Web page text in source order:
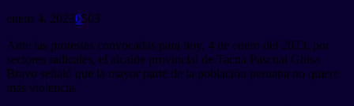
enero 4, 20230503
Ante las protestas convocadas para hoy, 4 de enero del 2023, por
sectores radicales, el alcalde provincial de Tacna Pascual Güisa
Bravo señaló que la mayor parte de la población peruana no quiere
más violencia.